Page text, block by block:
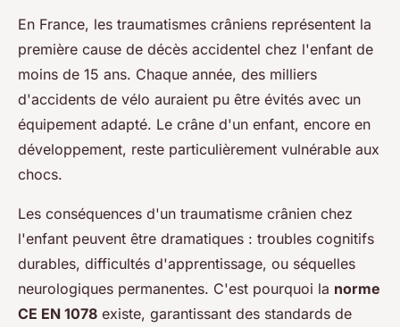
En France, les traumatismes crâniens représentent la
première cause de décès accidentel chez l'enfant de
moins de 15 ans. Chaque année, des milliers
d'accidents de vélo auraient pu être évités avec un
équipement adapté. Le crâne d'un enfant, encore en
développement, reste particulièrement vulnérable aux
chocs.
Les conséquences d'un traumatisme crânien chez
l'enfant peuvent être dramatiques : troubles cognitifs
durables, difficultés d'apprentissage, ou séquelles
neurologiques permanentes. C'est pourquoi la norme
CE EN 1078 existe, garantissant des standards de